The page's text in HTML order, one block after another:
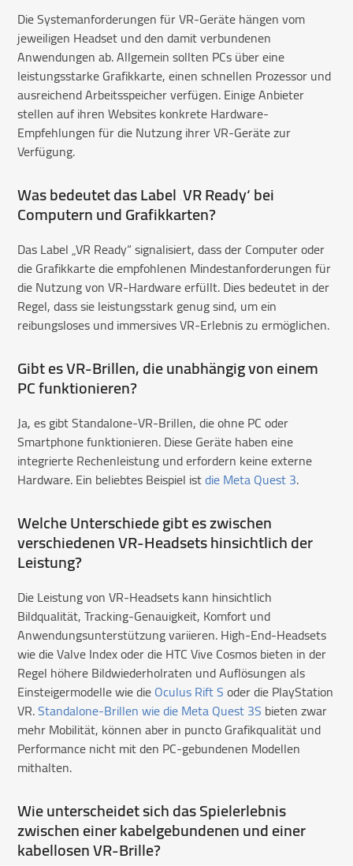
Die Systemanforderungen für VR-Geräte hängen vom
jeweiligen Headset und den damit verbundenen
Anwendungen ab. Allgemein sollten PCs über eine
leistungsstarke Grafikkarte, einen schnellen Prozessor und
ausreichend Arbeitsspeicher verfügen. Einige Anbieter
stellen auf ihren Websites konkrete Hardware-
Empfehlungen für die Nutzung ihrer VR-Geräte zur
Verfügung.
Was bedeutet das Label ‚VR Ready‘ bei
Computern und Grafikkarten?
Das Label „VR Ready“ signalisiert, dass der Computer oder
die Grafikkarte die empfohlenen Mindestanforderungen für
die Nutzung von VR-Hardware erfüllt. Dies bedeutet in der
Regel, dass sie leistungsstark genug sind, um ein
reibungsloses und immersives VR-Erlebnis zu ermöglichen.
Gibt es VR-Brillen, die unabhängig von einem
PC funktionieren?
Ja, es gibt Standalone-VR-Brillen, die ohne PC oder
Smartphone funktionieren. Diese Geräte haben eine
integrierte Rechenleistung und erfordern keine externe
Hardware. Ein beliebtes Beispiel istdie Meta Quest 3.
Welche Unterschiede gibt es zwischen
verschiedenen VR-Headsets hinsichtlich der
Leistung?
Die Leistung von VR-Headsets kann hinsichtlich
Bildqualität, Tracking-Genauigkeit, Komfort und
Anwendungsunterstützung variieren. High-End-Headsets
wie die Valve Index oder die HTC Vive Cosmos bieten in der
Regel höhere Bildwiederholraten und Auflösungen als
Einsteigermodelle wie dieOculus Rift Soder die PlayStation
VR.Standalone-Brillen wie die Meta Quest 3S bieten zwar
mehr Mobilität, können aber in puncto Grafikqualität und
Performance nicht mit den PC-gebundenen Modellen
mithalten.
Wie unterscheidet sich das Spielerlebnis
zwischen einer kabelgebundenen und einer
kabellosen VR-Brille?